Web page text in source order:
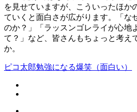
を見せていますが、こういったほか
ていくと面白さが広がります。「な
のか？」「ラッスンゴレライが心地
て？」など、皆さんもちょっと考え
か。
ピコ太郎勉強になる爆笑（面白い）